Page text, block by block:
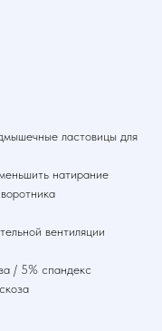
ластовицы для
натирание
вентиляции
/ 5% спандекс